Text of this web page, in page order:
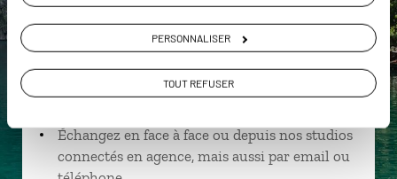
PERSONNALISER
TOUT REFUSER
Suivez vos envies et demandez conseils à nos
Ils sauront organiser votre itinéraire au plus
Échangez en face à face ou depuis nos studios
connectés en agence, mais aussi par email ou